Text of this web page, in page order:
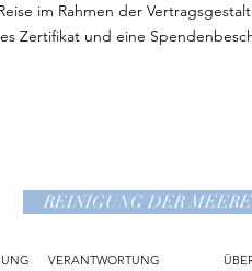
im Rahmen der
Zertifikat und eine
REINIGUNG DER MEERE
VERANTWORTUNG